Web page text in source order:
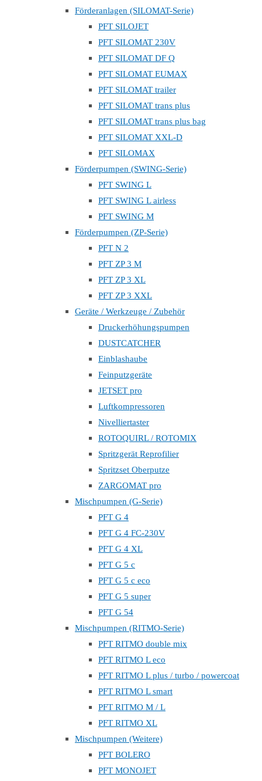
Förderanlagen (SILOMAT-Serie)
PFT SILOJET
PFT SILOMAT 230V
PFT SILOMAT DF Q
PFT SILOMAT EUMAX
PFT SILOMAT trailer
PFT SILOMAT trans plus
PFT SILOMAT trans plus bag
PFT SILOMAT XXL-D
PFT SILOMAX
Förderpumpen (SWING-Serie)
PFT SWING L
PFT SWING L airless
PFT SWING M
Förderpumpen (ZP-Serie)
PFT N 2
PFT ZP 3 M
PFT ZP 3 XL
PFT ZP 3 XXL
Geräte / Werkzeuge / Zubehör
Druckerhöhungspumpen
DUSTCATCHER
Einblashaube
Feinputzgeräte
JETSET pro
Luftkompressoren
Nivelliertaster
ROTOQUIRL / ROTOMIX
Spritzgerät Reprofilier
Spritzset Oberputze
ZARGOMAT pro
Mischpumpen (G-Serie)
PFT G 4
PFT G 4 FC-230V
PFT G 4 XL
PFT G 5 c
PFT G 5 c eco
PFT G 5 super
PFT G 54
Mischpumpen (RITMO-Serie)
PFT RITMO double mix
PFT RITMO L eco
PFT RITMO L plus / turbo / powercoat
PFT RITMO L smart
PFT RITMO M / L
PFT RITMO XL
Mischpumpen (Weitere)
PFT BOLERO
PFT MONOJET